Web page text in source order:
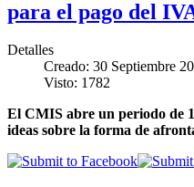
para el pago del
Detalles
Creado: 30 Septiembre
Visto: 1782
El CMIS abre un periodo de
ideas sobre la forma de